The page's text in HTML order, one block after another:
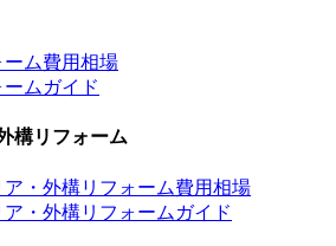
ーム費用相場
ムガイド
構リフォーム
ア・外構リフォーム費用相場
・外構リフォームガイド